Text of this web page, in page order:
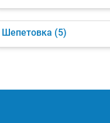
Шепетовка (5)